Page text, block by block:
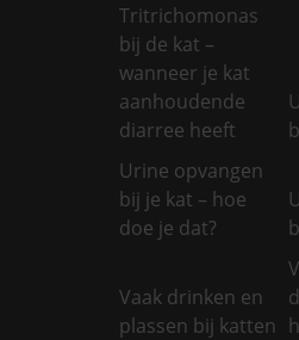
Tritrichomonas
bij de kat –
wanneer je kat
aanhoudende
diarree heeft
Urine opvangen
bij je kat – hoe
doe je dat?
Vaak drinken en
plassen bij katten